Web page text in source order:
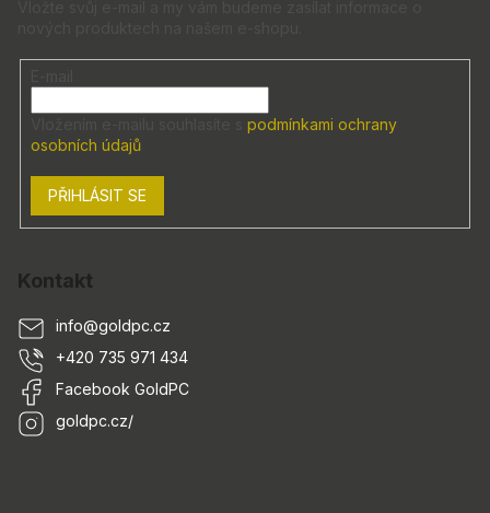
podmínkami ochrany
osobních údajů
PŘIHLÁSIT SE
Kontakt
info@goldpc.cz
+420 735 971 434
Facebook GoldPC
goldpc.cz/